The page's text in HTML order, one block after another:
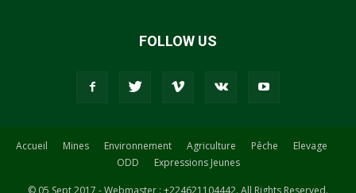
FOLLOW US
Accueil Mines Environnement Agriculture Pêche
Elevage
ODD
Expressions Jeunes
© 05 Sept 2017 - Webmaster : +224621104442. All Rights Reserved.